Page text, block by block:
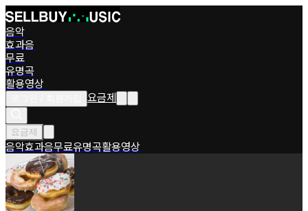
음악
효과음
무료
유명곡
활용영상
요금제
요금제
음악효과음무료유명곡활용영상